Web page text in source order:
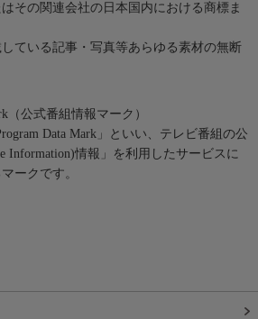
その関連会社の日本国内における商標ま
ている記事・写真等あらゆる素材の無断
（公式番組情報マーク）
Data Mark」といい、テレビ番組の公
Information)情報」を利用したサービスに
ークです。